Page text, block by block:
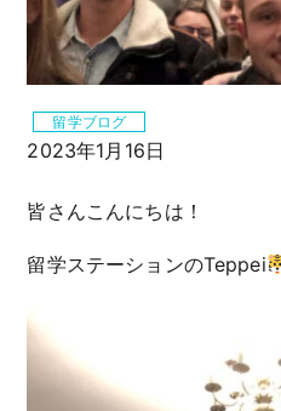
留学ブログ
2023年1月16日
皆さんこんにちは！
留学ステーションのTeppei